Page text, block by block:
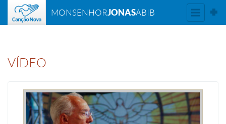
MONSENHORJONASABIB
VÍDEO